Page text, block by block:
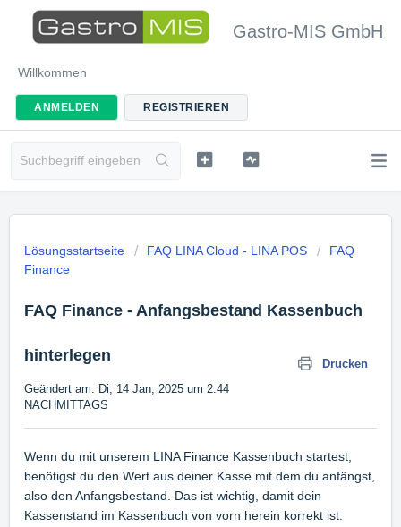
Gastro-MIS GmbH
Willkommen
ANMELDEN REGISTRIEREN
Lösungsstartseite FAQ LINA Cloud - LINA POS
FAQ
Finance
FAQ Finance - Anfangsbestand Kassenbuch
hinterlegen
Drucken
Geändert am: Di, 14 Jan, 2025 um 2:44
NACHMITTAGS
Wenn du mit unserem LINA Finance Kassenbuch startest,
benötigst du den Wert aus deiner Kasse mit dem du anfängst,
also den Anfangsbestand. Das ist wichtig, damit dein
Kassenstand im Kassenbuch von vorn herein korrekt ist.